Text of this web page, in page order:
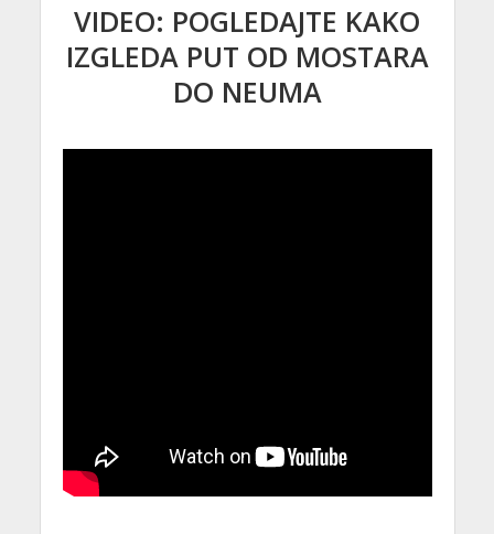
VIDEO: POGLEDAJTE KAKO
IZGLEDA PUT OD MOSTARA
DO NEUMA